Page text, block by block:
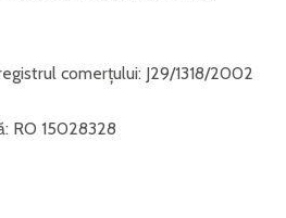
comerțului: J29/1318/2002
RO 15028328